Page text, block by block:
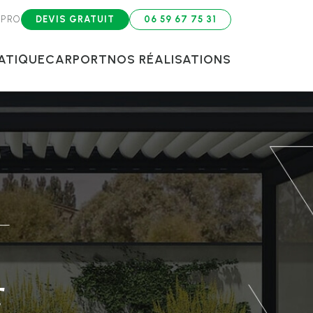
DEVIS GRATUIT 06 59 67 75 31
CARPORTNOS RÉALISATIONS